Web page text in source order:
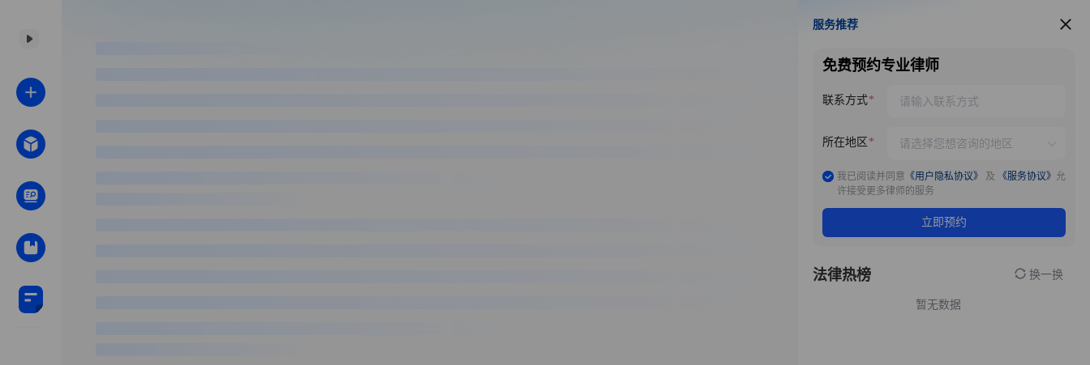
服务推荐
服务推荐
免费预约专业律师
联系方式
所在地区
我已阅读并同意 《用户隐私协议》 及 《服务协议》 允
许接受更多律师的服务
立即预约
法律热榜 换一换
暂无数据